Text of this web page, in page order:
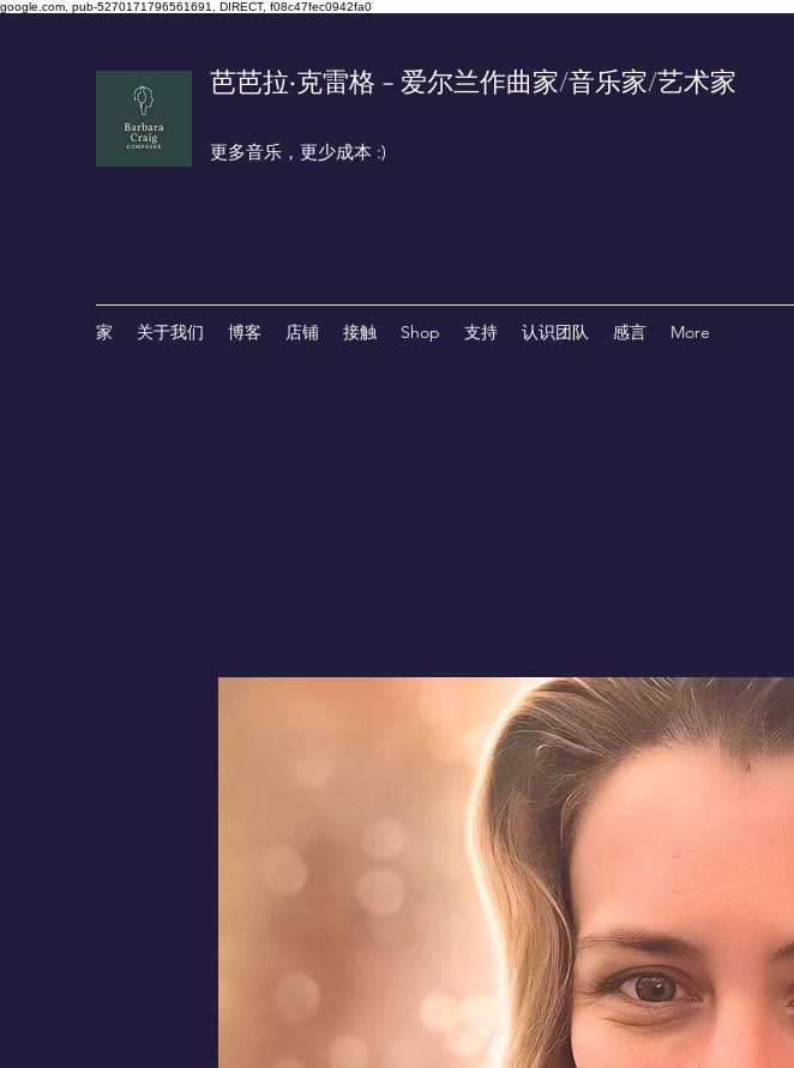
google.com, pub-5270171796561691, DIRECT, f08c47fec0942fa0
芭芭拉·克雷格 - 爱尔兰作曲家/音乐家/艺术家
更多音乐，更少成本 :)
家 关于我们 博客 店铺 接触 Shop 支持 认识团队 感言 More